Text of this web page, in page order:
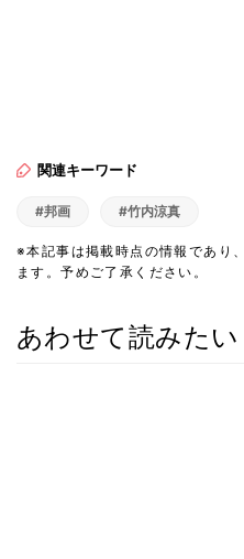
関連キーワード
#邦画 #竹内涼真
※本記事は掲載時点の情報であり
ます。予めご了承ください。
あわせて読みたい